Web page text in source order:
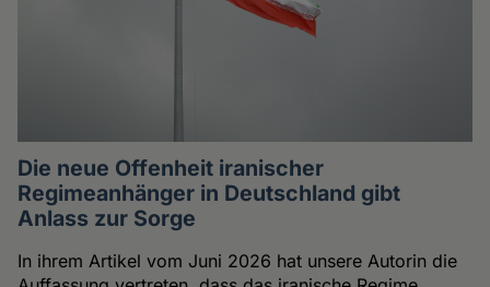
Die neue Offenheit iranischer
Regimeanhänger in Deutschland gibt
Anlass zur Sorge
In ihrem Artikel vom Juni 2026 hat unsere Autorin die